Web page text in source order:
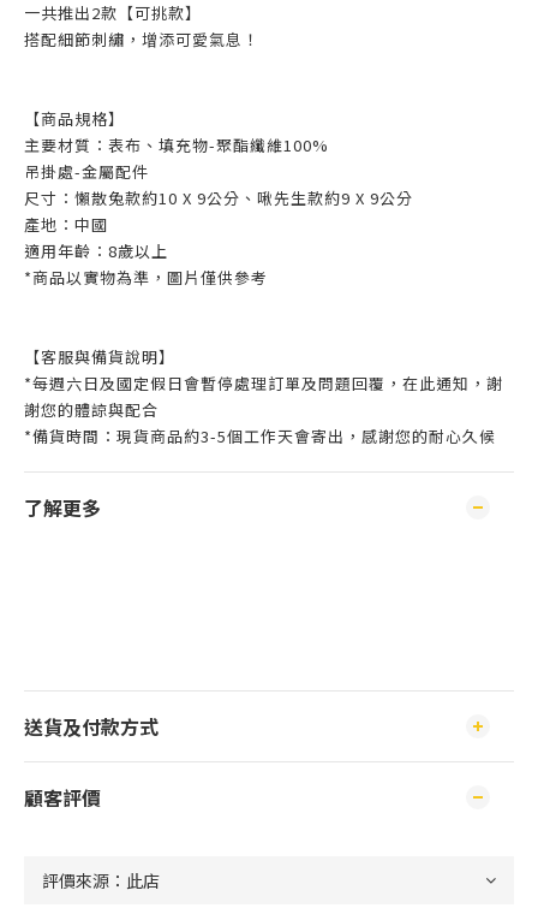
一共推出2款【可挑款】
搭配細節刺繡，增添可愛氣息！
【商品規格】
主要材質：表布、填充物-聚酯纖維100%
吊掛處-金屬配件
尺寸：懶散兔款約10 X 9公分、啾先生款約9 X 9公分
產地：中國
適用年齡：8歲以上
*商品以實物為準，圖片僅供參考
【客服與備貨說明】
*每週六日及國定假日會暫停處理訂單及問題回覆，在此通知，謝
謝您的體諒與配合
*備貨時間：現貨商品約3-5個工作天會寄出，感謝您的耐心久候
了解更多
送貨及付款方式
顧客評價